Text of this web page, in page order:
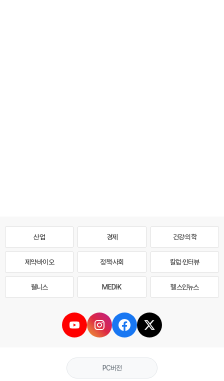
산업 경제 건강·의학
제약·바이오 정책·사회 칼럼·인터뷰
웰니스 MEDI·K 헬스인뉴스
PC버전